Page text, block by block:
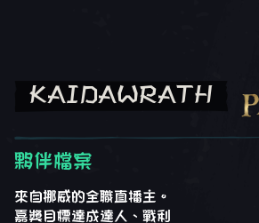
KAIDAWRATH
夥伴檔案
來自挪威的全職直播主。
嘉獎目標達成達人、戰利